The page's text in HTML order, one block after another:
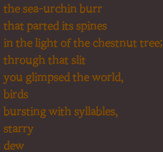
the sea-urchin burr
that parted its spines
in the light of the chestnut tree;
through that slit
you glimpsed the world,
birds
bursting with syllables,
starry
dew